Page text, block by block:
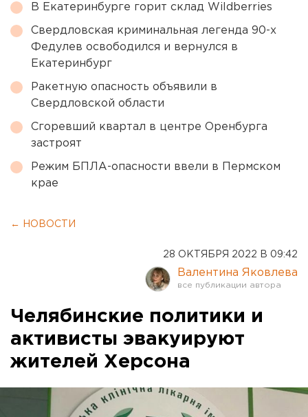
В Екатеринбурге горит склад Wildberries
Свердловская криминальная легенда 90-х
Федулев освободился и вернулся в
Екатеринбург
Ракетную опасность объявили в
Свердловской области
Сгоревший квартал в центре Оренбурга
застроят
Режим БПЛА-опасности ввели в Пермском
крае
← НОВОСТИ
28 ОКТЯБРЯ 2022 В 09:42
Валентина Яковлева
Челябинские политики и
активисты эвакуируют
жителей Херсона